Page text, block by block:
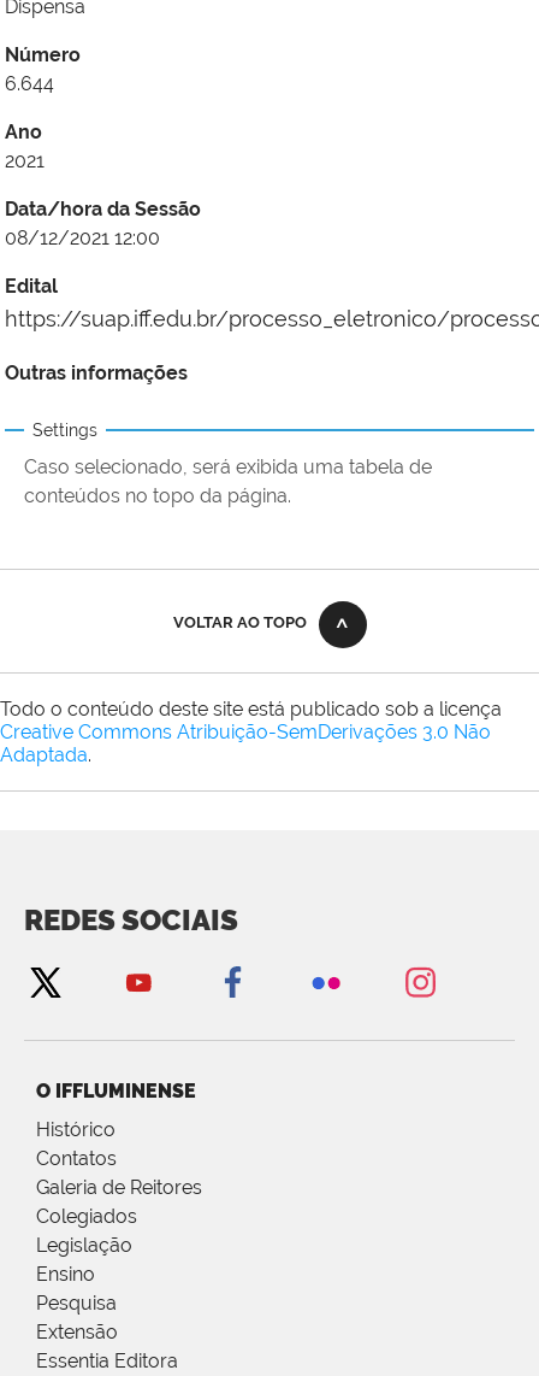
Dispensa
Número
6.644
Ano
2021
Data/hora da Sessão
08/12/2021 12:00
Edital
https://suap.iff.edu.br/processo_eletronico/
Outras informações
Settings
Caso selecionado, será exibida uma tabela de
conteúdos no topo da página.
VOLTAR AO TOPO
Todo o conteúdo deste site está publicado sob a licença
Creative Commons Atribuição-SemDerivações 3.0 Não
Adaptada.
REDES SOCIAIS
O IFFLUMINENSE
Histórico
Contatos
Galeria de Reitores
Colegiados
Legislação
Ensino
Pesquisa
Extensão
Essentia Editora